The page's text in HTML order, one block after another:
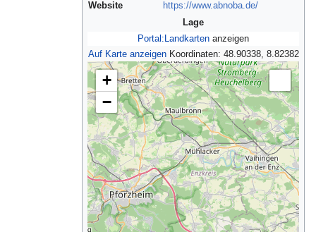
Website
https://www.abnoba.de/
Lage
Portal:Landkarten anzeigen
Auf Karte anzeigen Koordinaten: 48.90338, 8.82382
+
−